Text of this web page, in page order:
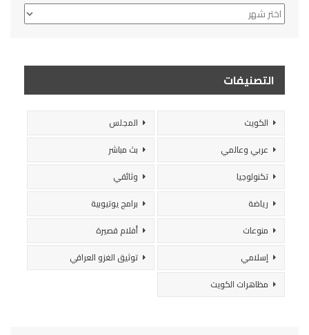
الأرشيف
التصنيفات
الكويت
المجلس
عربي وعالمي
بث مباشر
تكنولوجيا
وثائقي
رياضة
برامج يوتيوبية
منوعات
أفلام قصيرة
إسلامي
توثيق الغزو العراقي
مظاهرات الكويت